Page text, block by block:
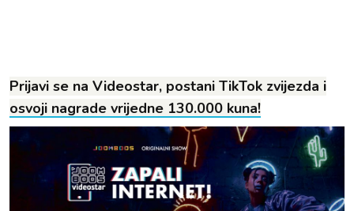
Prijavi se na Videostar, postani TikTok zvijezda i
osvoji nagrade vrijedne 130.000 kuna!